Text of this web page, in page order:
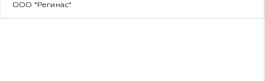
ООО "Регинас"